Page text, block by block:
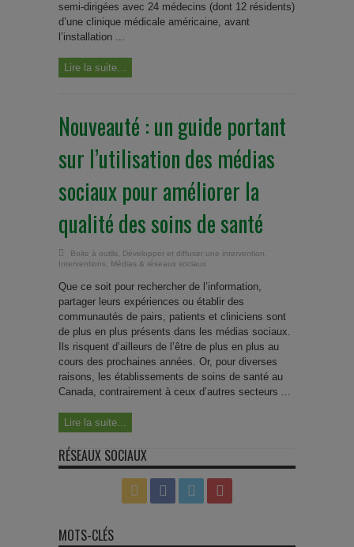
semi-dirigées avec 24 médecins (dont 12 résidents)
d’une clinique médicale américaine, avant
l’installation ...
Lire la suite...
Nouveauté : un guide portant
sur l’utilisation des médias
sociaux pour améliorer la
qualité des soins de santé
Boite à outils Développer et diffuser une intervention
Interventions
Médias & réseaux sociaux
Que ce soit pour rechercher de l’information,
partager leurs expériences ou établir des
communautés de pairs, patients et cliniciens sont
de plus en plus présents dans les médias sociaux.
Ils risquent d’ailleurs de l’être de plus en plus au
cours des prochaines années. Or, pour diverses
raisons, les établissements de soins de santé au
Canada, contrairement à ceux d’autres secteurs ...
Lire la suite...
RÉSEAUX SOCIAUX
MOTS-CLÉS